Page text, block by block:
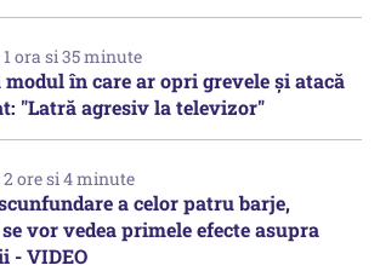
ora si 35 minute
modul în care ar opri grevele și atacă
"Latră agresiv la televizor"
ore si 4 minute
a celor patru barje,
vor vedea primele efecte asupra
- VIDEO